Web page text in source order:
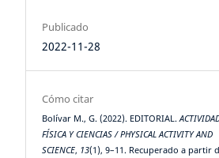
Publicado
2022-11-28
Cómo citar
Bolívar M., G. (2022). EDITORIAL.
FÍSICA Y CIENCIAS / PHYSICAL ACTIVITY AND
SCIENCE, 13(1), 9–11. Recuperado a partir